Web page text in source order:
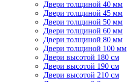
Двери толщиной 40 мм
Двери толщиной 45 мм
Двери толщиной 50 мм
Двери толщиной 60 мм
Двери толщиной 80 мм
Двери толщиной 100 мм
Двери высотой 180 см
Двери высотой 190 см
Двери высотой 210 см